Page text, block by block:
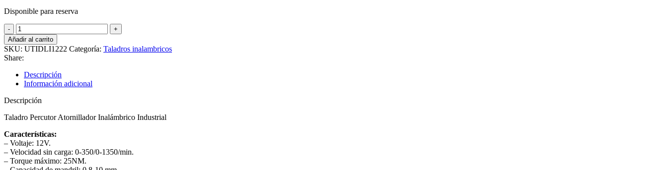
Disponible para reserva
Taladro
inalámbrico,
Total
Tools
UTIDLI1222
cantidad
Añadir al carrito
SKU: UTIDLI1222 Categoría: Taladros inalambricos
Share:
Descripción
Información adicional
Descripción
Taladro Percutor Atornillador Inalámbrico Industrial
Características:
– Voltaje: 12V.
– Velocidad sin carga: 0-350/0-1350/min.
– Torque máximo: 25NM.